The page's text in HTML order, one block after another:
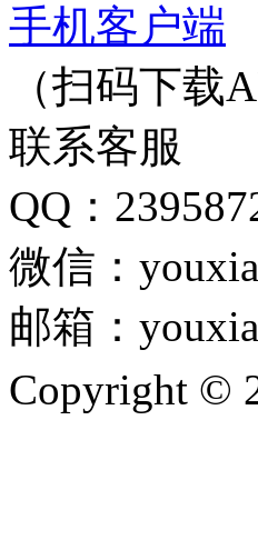
手机客户端
（扫码下载
联系客服
QQ：
微信：
邮箱：
Copyright ©